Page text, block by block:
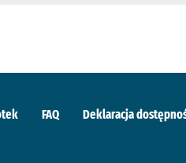
FAQ Deklaracja